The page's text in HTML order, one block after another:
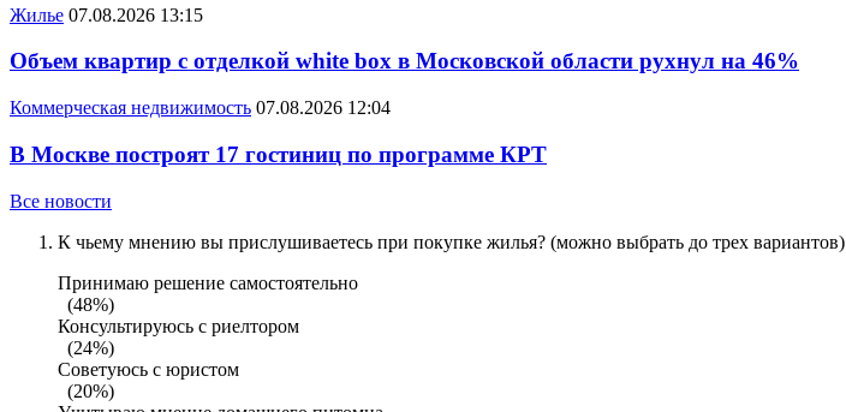
Жилье 07.08.2026 13:15
Объем квартир с отделкой white box в Московской области рухнул на 46%
Коммерческая недвижимость 07.08.2026 12:04
В Москве построят 17 гостиниц по программе КРТ
Все новости
К чьему мнению вы прислушиваетесь при покупке жилья? (можно выбрать до трех вариантов)
Принимаю решение самостоятельно
(48%)
Консультируюсь с риелтором
(24%)
Советуюсь с юристом
(20%)